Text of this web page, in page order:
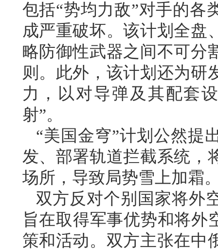
包括“势均力敌”对手的各
成严重破坏。该计划全盘
略防御性武器之间不可分
则。此外，该计划还为研
力，以对导弹及其配套
射”。
“美国金穹”计划公然提
发、部署轨道拦截系统，
场所，导致局势雪上加霜
双方反对个别国家将外
旨在取得军事优势和将外
策和活动。双方主张在中